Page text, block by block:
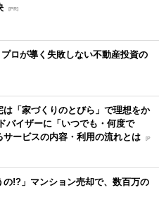
[PR]
ロが導く失敗しない不動産投資の
は「家づくりのとびら」で理想をか
バイザーに「いつでも・何度で
サービスの内容・利用の流れとは [P
の!?」マンション売却で、数百万の